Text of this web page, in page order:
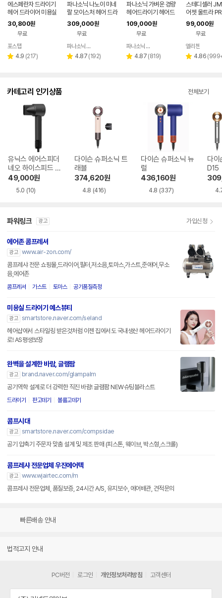
에스페란자 드라이기
헤어 드라이어 미용실
그레이 2400W
30,800원
무료
페이
포스탭
별 4.9 리
(217)
파나소닉 나노이 미네
랄 모이스처 헤어 드라
이어 수분 두피 스킨 케
어 모드 EH-NA0K
309,000원
무료
페이
파나소닉 공식판매점
별 4.87 리
(192)
파나소닉 가벼운 경량
헤어드라이기 헤어드
라이어
109,000원
무료
페이
파나소닉 공식판매점
별 4.87 리
(819)
스테디셀러
어젯 울트라
성능 터보 항공
어 드라이기
99,000원
무료
엘리첸
별 4.86 리
(
카테고리 인기상품 전체보기
유닉스 에어스피더
네오 하이스피드 U
N-A7621
49,000원
5.0 (10)
다이슨 슈퍼소닉 트
래블
374,620원
4.8 (416)
다이슨 슈퍼소닉 뉴
럴
436,160원
4.8 (337)
다이
D15
파워링크 광고 가입신청
에어존 콤프레셔
광고 www.air-zon.com/
콤프레샤 전문 쇼핑몰,드라이어,필터,저소음,토마스,가스트,준에어,무소
음,에어존
콤프레셔 가스트 토마스 공기품질측정
미용실 드라이기 예스뷰티
광고 smartstore.naver.com/seland
헤어샵에서 스타일링 받은것처럼 이젠 집에서도 국내생산 헤어드라이기
로! AS평생보장
완벽을 설계한 바람, 글램팜
광고
brand.naver.com/glampalm
공기역학 설계로 더 강력한 직진 바람! 글램팜 NEW슈팅블라스트
드라이기 판고데기 볼륨고데기
콤프시대
광고 smartstore.naver.com/compsidae
공기 압축기 주문자 맞춤 설계 및 제조 판매 (피스톤, 웨이브, 박스형,스크롤)
콤프레샤 전문업체 우진에어텍
광고 www.wjairtec.com/m
콤프레샤 전문업체, 품질보증, 24시간 A/S, 유지보수, 에어배관, 견적문의
빠른배송 안내
법적고지 안내
PC버전 로그인 개인정보처리방침 고객센터